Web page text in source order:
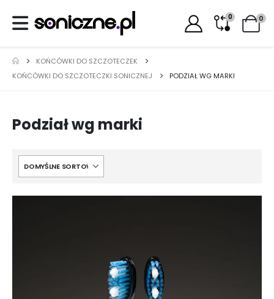
0 0
KOŃCÓWKI DO SZCZOTECZEK
KOŃCÓWKI DO SZCZOTECZKI SONICZNEJ
PODZIAŁ WG MARKI
Podział wg marki